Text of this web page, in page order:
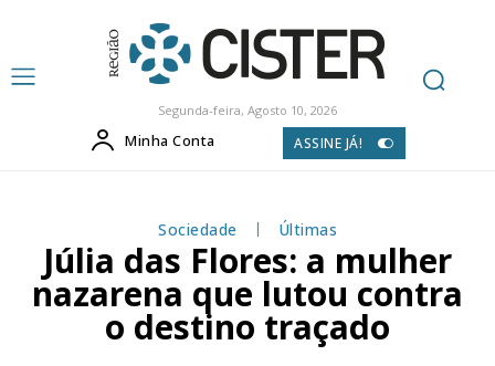
Segunda-feira, Agosto 10, 2026
Minha Conta ASSINE JÁ!
Sociedade Últimas
Júlia das Flores: a mulher
nazarena que lutou contra
o destino traçado